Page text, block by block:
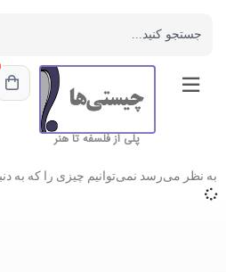
پلی از فلسفه تا هنر
به نظر می‌رسد نمی‌توانیم چیزی را که به